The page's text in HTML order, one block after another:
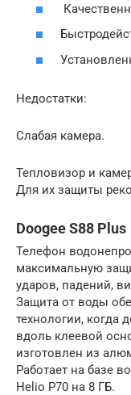
Недостатки:
Слабая камера.
Тепловизор и
Для их защиты
Doogee S88 Plus
Телефон
максимальную
ударов, падений,
Защита от воды
технологии, когда
вдоль клеевой
изготовлен из
Работает на базе
Helio P70 на 8 ГБ.